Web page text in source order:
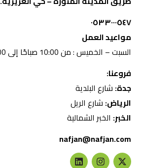
٠٥٣٣٠٠٠٥٤٧
مواعيد العمل
السبت – الخميس : من 10:00 صباحًا إلى 7:00 مساءً
فروعنا:
جدة: شارع البلدية
الرياض: شارع الريل
الخبر: الخبر الشمالية
nafjan@nafjan.com